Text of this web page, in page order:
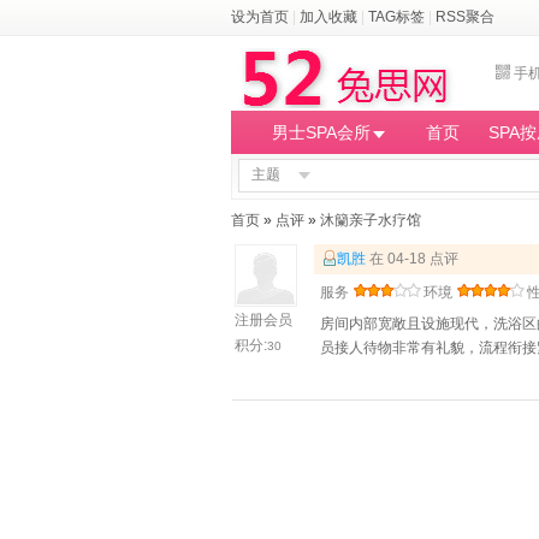
设为首页 加入收藏 TAG标签 RSS聚合
手
男士SPA会所 首页 SPA
主题
首页 » 点评 » 沐籣亲子水疗馆
注册会员
积分:30
凯胜 在 04-18 点评
服务
环境
房间内部宽敞且设施现代，洗浴
员接人待物非常有礼貌，流程衔